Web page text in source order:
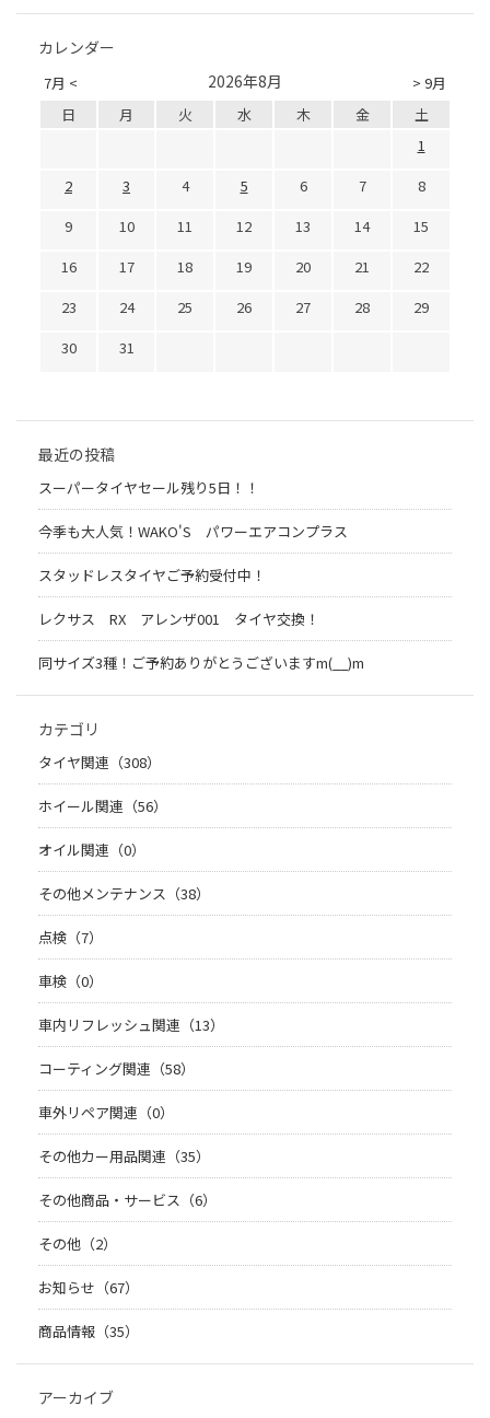
カレンダー
7月 < > 9月
2026年8月
日 月 火 水 木 金
土
1
2
3 4 5 6 7
8
9
10 11 12 13 14
15
16
17 18 19 20 21
22
23
24 25 26 27 28
29
30
31
最近の投稿
スーパータイヤセール残り5日！！
今季も大人気！WAKO'S パワーエアコンプラス
スタッドレスタイヤご予約受付中！
レクサス RX アレンザ001 タイヤ交換！
同サイズ3種！ご予約ありがとうございますm(__)m
カテゴリ
タイヤ関連（308）
ホイール関連（56）
オイル関連（0）
その他メンテナンス（38）
点検（7）
車検（0）
車内リフレッシュ関連（13）
コーティング関連（58）
車外リペア関連（0）
その他カー用品関連（35）
その他商品・サービス（6）
その他（2）
お知らせ（67）
商品情報（35）
アーカイブ